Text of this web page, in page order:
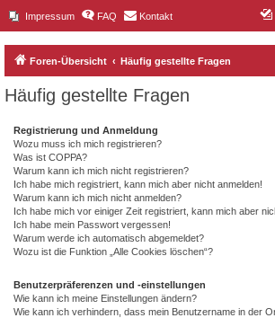
Impressum FAQ Kontakt
Foren-Übersicht Häufig gestellte Fragen
Häufig gestellte Fragen
Registrierung und Anmeldung
Wozu muss ich mich registrieren?
Was ist COPPA?
Warum kann ich mich nicht registrieren?
Ich habe mich registriert, kann mich aber nicht anmelden!
Warum kann ich mich nicht anmelden?
Ich habe mich vor einiger Zeit registriert, kann mich aber
Ich habe mein Passwort vergessen!
Warum werde ich automatisch abgemeldet?
Wozu ist die Funktion „Alle Cookies löschen“?
Benutzerpräferenzen und -einstellungen
Wie kann ich meine Einstellungen ändern?
Wie kann ich verhindern, dass mein Benutzername in der